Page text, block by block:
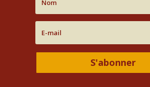
S'abonner